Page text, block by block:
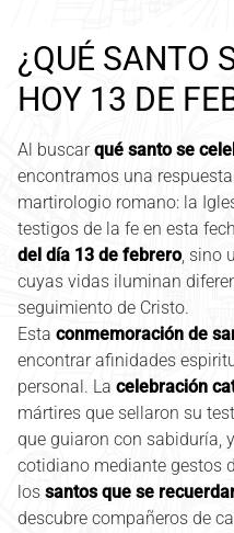
¿QUÉ SANTO
HOY 13 DE
Al buscarqué santo se
encontramos una
martirologio romano: la
testigos de la fe en esta
del día 13 de febrero, sino
cuyas vidas iluminan
seguimiento de Cristo.
Esta conmemoración de
encontrar afinidades
personal. La celebración
mártires que sellaron su
que guiaron con sabiduría,
cotidiano mediante gestos
los santos que se
descubre compañeros de